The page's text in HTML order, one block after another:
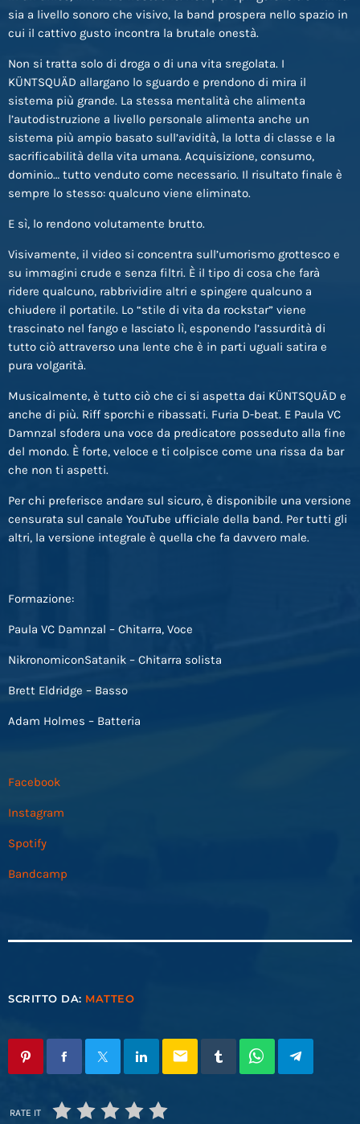
sia a livello sonoro che visivo, la band prospera nello spazio in
cui il cattivo gusto incontra la brutale onestà.
Non si tratta solo di droga o di una vita sregolata. I
KÜNTSQUÄD allargano lo sguardo e prendono di mira il
sistema più grande. La stessa mentalità che alimenta
l’autodistruzione a livello personale alimenta anche un
sistema più ampio basato sull’avidità, la lotta di classe e la
sacrificabilità della vita umana. Acquisizione, consumo,
dominio… tutto venduto come necessario. Il risultato finale è
sempre lo stesso: qualcuno viene eliminato.
E sì, lo rendono volutamente brutto.
Visivamente, il video si concentra sull’umorismo grottesco e
su immagini crude e senza filtri. È il tipo di cosa che farà
ridere qualcuno, rabbrividire altri e spingere qualcuno a
chiudere il portatile. Lo “stile di vita da rockstar” viene
trascinato nel fango e lasciato lì, esponendo l’assurdità di
tutto ciò attraverso una lente che è in parti uguali satira e
pura volgarità.
Musicalmente, è tutto ciò che ci si aspetta dai KÜNTSQUÄD e
anche di più. Riff sporchi e ribassati. Furia D-beat. E Paula VC
Damnzal sfodera una voce da predicatore posseduto alla fine
del mondo. È forte, veloce e ti colpisce come una rissa da bar
che non ti aspetti.
Per chi preferisce andare sul sicuro, è disponibile una versione
censurata sul canale YouTube ufficiale della band. Per tutti gli
altri, la versione integrale è quella che fa davvero male.
Formazione:
Paula VC Damnzal – Chitarra, Voce
NikronomiconSatanik – Chitarra solista
Brett Eldridge – Basso
Adam Holmes – Batteria
Facebook
Instagram
Spotify
Bandcamp
SCRITTO DA: MATTEO
email
RATE IT